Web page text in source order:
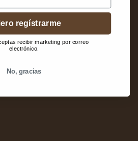
regístrarme
recibir marketing por correo
electrónico.
No, gracias